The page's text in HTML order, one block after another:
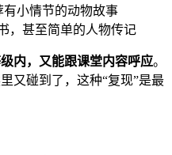
小情节的动物故事
，甚至简单的人物传记
内，又能跟课堂内容呼应。
又碰到了，这种“复现”是最